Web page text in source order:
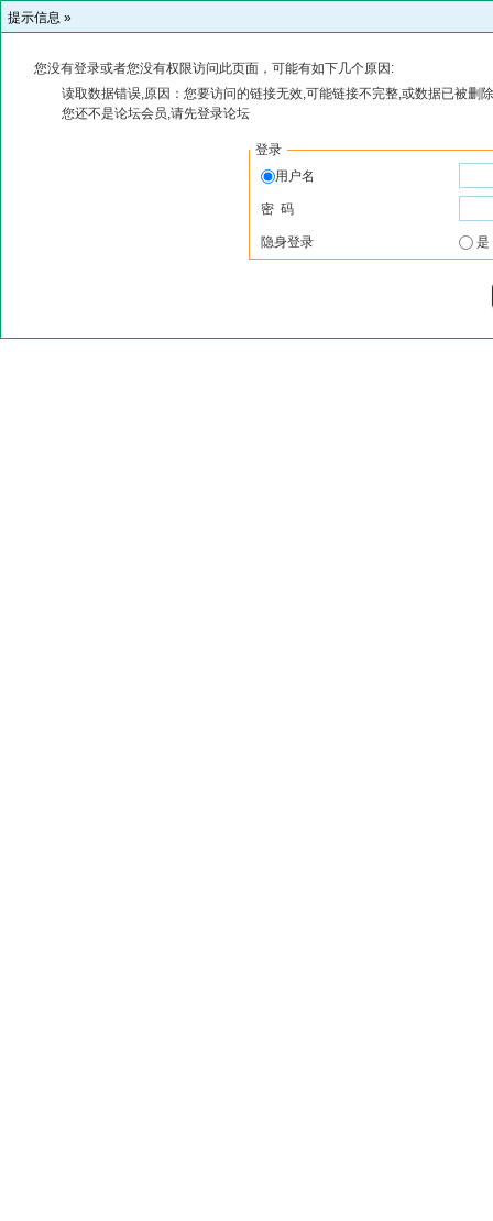
提示信息 »
您没有登录或者您没有权限访问此页面，可能有如下几个原因:
读取数据错误,原因：您要访问的链接无效,可能链接不完整,或数据已被删
您还不是论坛会员,请先登录论坛
登录
用户名
密 码
隐身登录